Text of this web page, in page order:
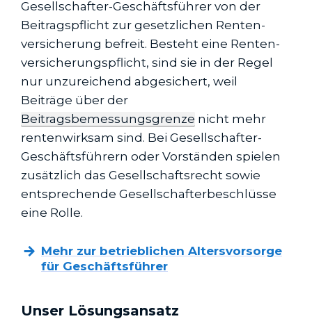
Gesellschafter-Geschäftsführer von der
Beitragspflicht zur gesetzlichen Renten­
versicherung befreit. Besteht eine Renten­
versicherungspflicht, sind sie in der Regel
nur unzureichend abgesichert, weil
Beiträge über der
Beitragsbemessungsgrenze nicht mehr
rentenwirksam sind. Bei Gesellschafter-
Geschäftsführern oder Vorständen spielen
zusätzlich das Gesellschaftsrecht sowie
entsprechende Gesellschafterbeschlüsse
eine Rolle.
Mehr zur betrieblichen Altersvorsorge
für Geschäftsführer
Unser Lösungsansatz